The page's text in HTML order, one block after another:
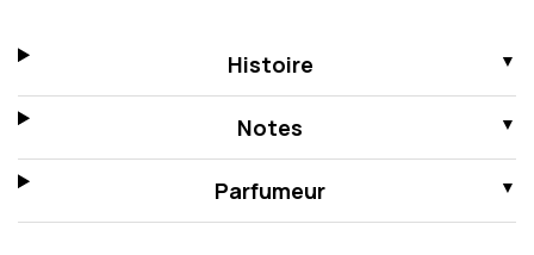
Histoire
Notes
Parfumeur